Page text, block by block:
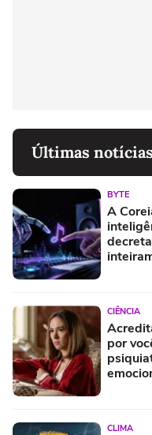
Últimas notícias
BYTE
A
CIÊNCIA
por
CLIMA